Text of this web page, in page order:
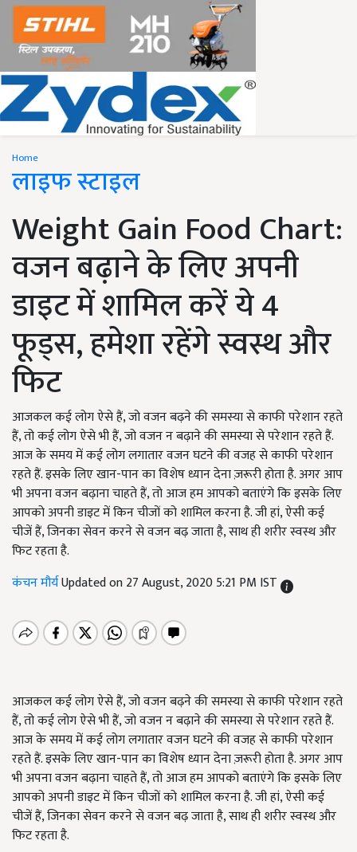
Home
लाइफ स्टाइल
Weight Gain Food Chart:
वजन बढ़ाने के लिए अपनी
डाइट में शामिल करें ये 4
फूड्स, हमेशा रहेंगे स्वस्थ और
फिट
आजकल कई लोग ऐसे हैं, जो वजन बढ़ने की समस्या से काफी परेशान रहते
हैं, तो कई लोग ऐसे भी हैं, जो वजन न बढ़ाने की समस्या से परेशान रहते हैं.
आज के समय में कई लोग लगातार वजन घटने की वजह से काफी परेशान
रहते हैं. इसके लिए खान-पान का विशेष ध्यान देना ज़रूरी होता है. अगर आप
भी अपना वजन बढ़ाना चाहते हैं, तो आज हम आपको बताएंगे कि इसके लिए
आपको अपनी डाइट में किन चीजों को शामिल करना है. जी हां, ऐसी कई
चीजें हैं, जिनका सेवन करने से वजन बढ़ जाता है, साथ ही शरीर स्वस्थ और
फिट रहता है.
कंचन मौर्यUpdated on 27 August, 2020 5:21 PM IST
आजकल कई लोग ऐसे हैं, जो वजन बढ़ने की समस्या से काफी परेशान रहते
हैं, तो कई लोग ऐसे भी हैं, जो वजन न बढ़ाने की समस्या से परेशान रहते हैं.
आज के समय में कई लोग लगातार वजन घटने की वजह से काफी परेशान
रहते हैं. इसके लिए खान-पान का विशेष ध्यान देना ज़रूरी होता है. अगर आप
भी अपना वजन बढ़ाना चाहते हैं, तो आज हम आपको बताएंगे कि इसके लिए
आपको अपनी डाइट में किन चीजों को शामिल करना है. जी हां, ऐसी कई
चीजें हैं, जिनका सेवन करने से वजन बढ़ जाता है, साथ ही शरीर स्वस्थ और
फिट रहता है.